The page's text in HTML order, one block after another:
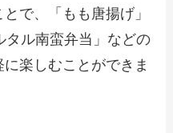
）メニュー一覧！予約・
ンペーン情報も解説
で、「もも唐揚げ」
タル南蛮弁当」などの
楽しむことができま